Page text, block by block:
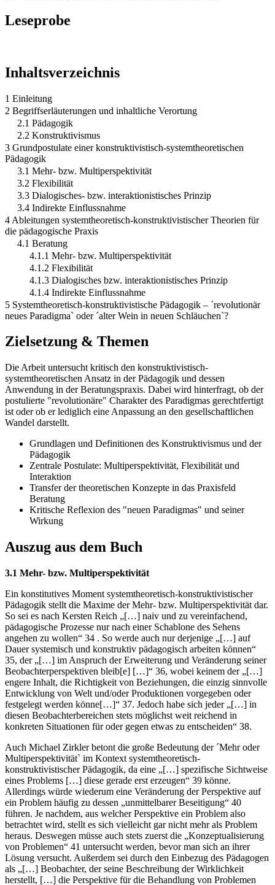
Leseprobe
Inhaltsverzeichnis
1 Einleitung
2 Begriffserläuterungen und inhaltliche Verortung
2.1 Pädagogik
2.2 Konstruktivismus
3 Grundpostulate einer konstruktivistisch-systemtheoretischen
Pädagogik
3.1 Mehr- bzw. Multiperspektivität
3.2 Flexibilität
3.3 Dialogisches- bzw. interaktionistisches Prinzip
3.4 Indirekte Einflussnahme
4 Ableitungen systemtheoretisch-konstruktivistischer Theorien für
die pädagogische Praxis
4.1 Beratung
4.1.1 Mehr- bzw. Multiperspektivität
4.1.2 Flexibilität
4.1.3 Dialogisches bzw. interaktionistisches Prinzip
4.1.4 Indirekte Einflussnahme
5 Systemtheoretisch-konstruktivistische Pädagogik – ´revolutionär
neues Paradigma` oder ´alter Wein in neuen Schläuchen`?
Zielsetzung & Themen
Die Arbeit untersucht kritisch den konstruktivistisch-
systemtheoretischen Ansatz in der Pädagogik und dessen
Anwendung in der Beratungspraxis. Dabei wird hinterfragt, ob der
postulierte "revolutionäre" Charakter des Paradigmas gerechtfertigt
ist oder ob er lediglich eine Anpassung an den gesellschaftlichen
Wandel darstellt.
Grundlagen und Definitionen des Konstruktivismus und der
Pädagogik
Zentrale Postulate: Multiperspektivität, Flexibilität und
Interaktion
Transfer der theoretischen Konzepte in das Praxisfeld
Beratung
Kritische Reflexion des "neuen Paradigmas" und seiner
Wirkung
Auszug aus dem Buch
3.1 Mehr- bzw. Multiperspektivität
Ein konstitutives Moment systemtheoretisch-konstruktivistischer
Pädagogik stellt die Maxime der Mehr- bzw. Multiperspektivität dar.
So sei es nach Kersten Reich „[…] naiv und zu vereinfachend,
pädagogische Prozesse nur nach einer Schablone des Sehens
angehen zu wollen“ 34 . So werde auch nur derjenige „[…] auf
Dauer systemisch und konstruktiv pädagogisch arbeiten können“
35, der „[…] im Anspruch der Erweiterung und Veränderung seiner
Beobachterperspektiven bleib[e] […]“ 36, wobei keinem der „[…]
engere Inhalt, die Richtigkeit von Beziehungen, die einzig sinnvolle
Entwicklung von Welt und/oder Produktionen vorgegeben oder
festgelegt werden könne[…]“ 37. Jedoch habe sich jeder „[…] in
diesen Beobachterbereichen stets möglichst weit reichend in
konkreten Situationen für oder gegen etwas zu entscheiden“ 38.
Auch Michael Zirkler betont die große Bedeutung der ´Mehr oder
Multiperspektivität` im Kontext systemtheoretisch-
konstruktivistischer Pädagogik, da eine „[…] spezifische Sichtweise
eines Problems […] diese gerade erst erzeugen“ 39 könne.
Allerdings würde wiederum eine Veränderung der Perspektive auf
ein Problem häufig zu dessen „unmittelbarer Beseitigung“ 40
führen. Je nachdem, aus welcher Perspektive ein Problem also
betrachtet wird, stellt es sich vielleicht gar nicht mehr als Problem
heraus. Deswegen müsse auch stets zuerst die „Konzeptualisierung
von Problemen“ 41 untersucht werden, bevor man sich an ihrer
Lösung versucht. Außerdem sei durch den Einbezug des Pädagogen
als „[…] Beobachter, der seine Beschreibung der Wirklichkeit
herstellt, […] die Perspektive für die Behandlung von Problemen